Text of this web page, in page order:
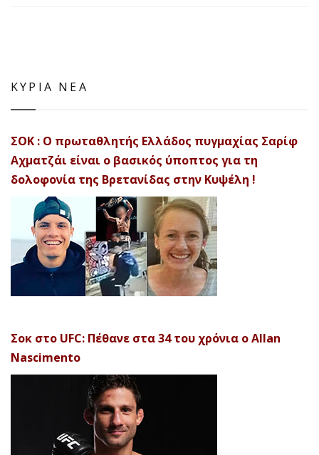
ΚΥΡΙΑ ΝΕΑ
ΣΟΚ : Ο πρωταθλητής Ελλάδος πυγμαχίας Σαρίφ
Αχματζάι είναι ο βασικός ύποπτος για τη
δολοφονία της Βρετανίδας στην Κυψέλη !
Σοκ στο UFC: Πέθανε στα 34 του χρόνια ο Allan
Nascimento